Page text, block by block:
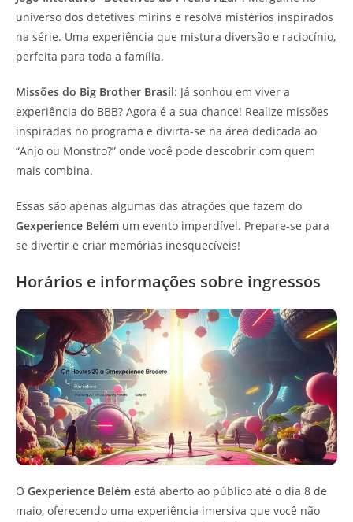
universo dos detetives mirins e resolva mistérios inspirados
na série. Uma experiência que mistura diversão e raciocínio,
perfeita para toda a família.
Missões do Big Brother Brasil: Já sonhou em viver a
experiência do BBB? Agora é a sua chance! Realize missões
inspiradas no programa e divirta-se na área dedicada ao
“Anjo ou Monstro?” onde você pode descobrir com quem
mais combina.
Essas são apenas algumas das atrações que fazem do
Gexperience Belém um evento imperdível. Prepare-se para
se divertir e criar memórias inesquecíveis!
Horários e informações sobre ingressos
O Gexperience Belém está aberto ao público até o dia 8 de
maio, oferecendo uma experiência imersiva que você não